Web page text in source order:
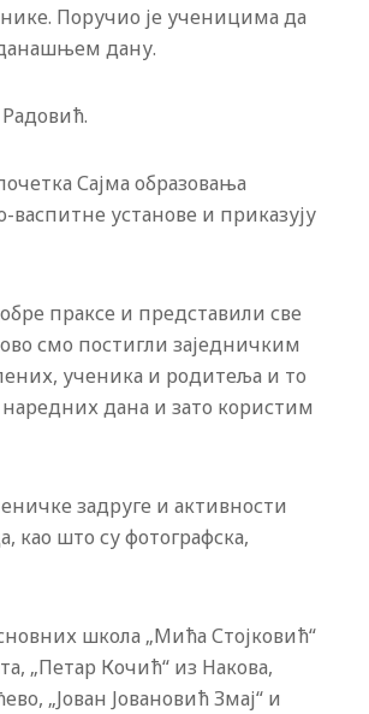
Поручио је ученицима да
данашњем дану.
Радовић.
Сајма образовања
установе и приказују
праксе и представили све
смо постигли заједничким
ученика и родитеља и то
дана и зато користим
задруге и активности
као што су фотографска,
школа „Мића Стојковић“
„Петар Кочић“ из Накова,
„Јован Јовановић Змај“ и